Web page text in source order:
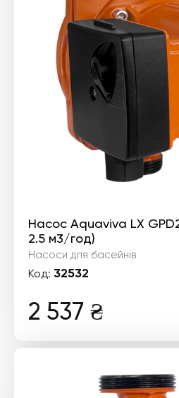
Насос Aquaviva LX
2.5 м3/год)
Насоси для басейнів
Код: 32532
2 537 ₴